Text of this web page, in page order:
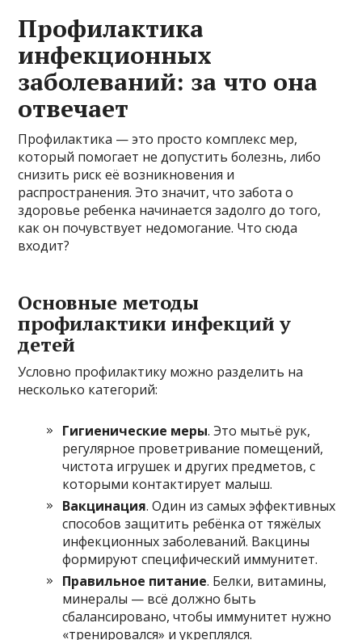
Профилактика
инфекционных
заболеваний: за что она
отвечает
Профилактика — это просто комплекс мер,
который помогает не допустить болезнь, либо
снизить риск её возникновения и
распространения. Это значит, что забота о
здоровье ребенка начинается задолго до того,
как он почувствует недомогание. Что сюда
входит?
Основные методы
профилактики инфекций у
детей
Условно профилактику можно разделить на
несколько категорий:
Гигиенические меры. Это мытьё рук,
регулярное проветривание помещений,
чистота игрушек и других предметов, с
которыми контактирует малыш.
Вакцинация. Один из самых эффективных
способов защитить ребёнка от тяжёлых
инфекционных заболеваний. Вакцины
формируют специфический иммунитет.
Правильное питание. Белки, витамины,
минералы — всё должно быть
сбалансировано, чтобы иммунитет нужно
«тренировался» и укреплялся.